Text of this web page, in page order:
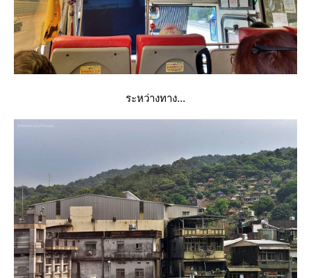
ระหว่างทาง...